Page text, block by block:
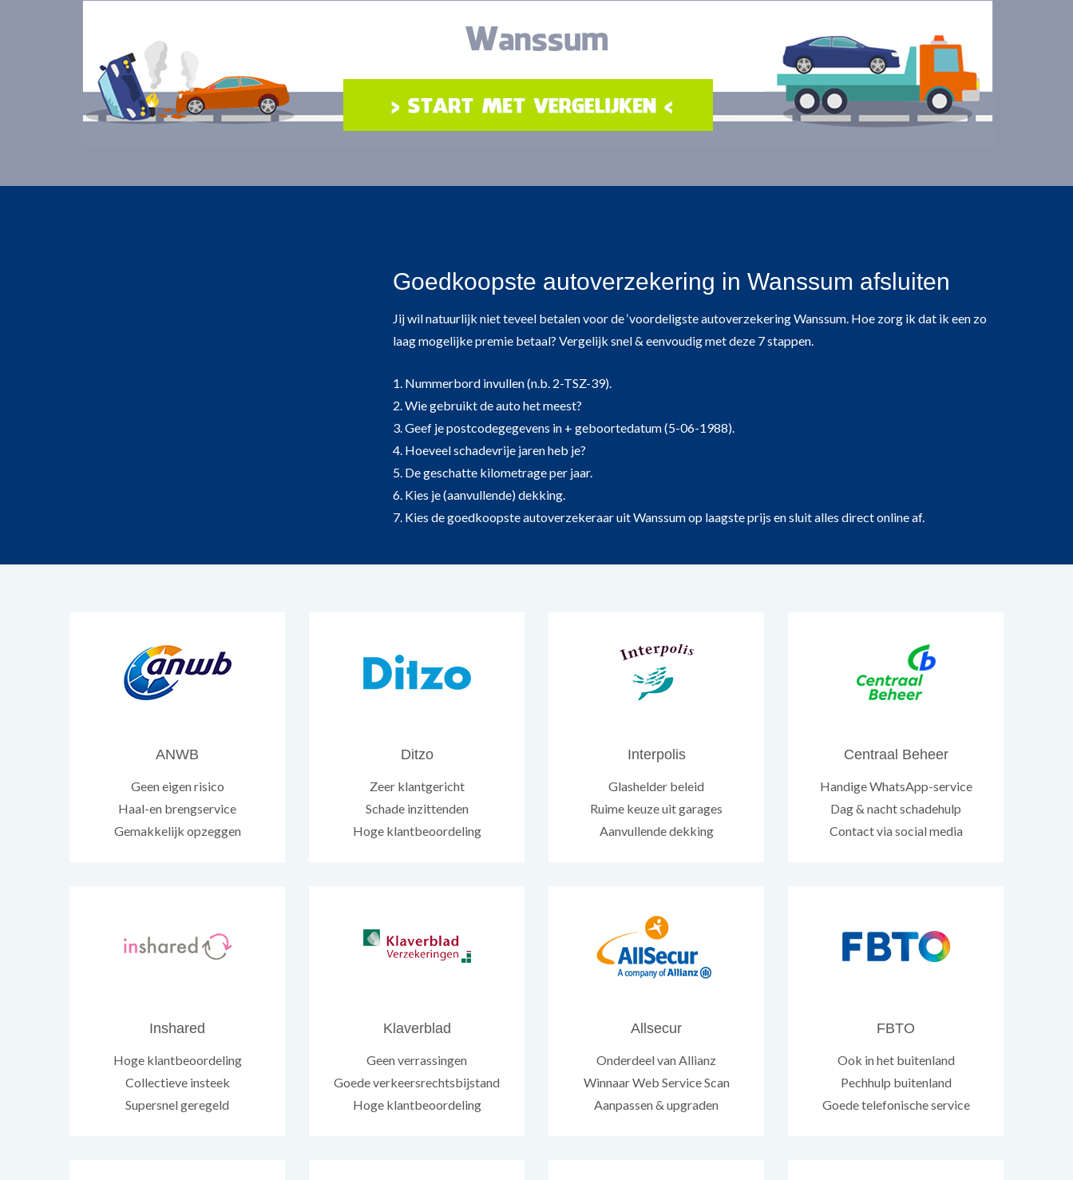
Goedkoopste autoverzekering in Wanssum afsluiten
Jij wil natuurlijk niet teveel betalen voor de ‘voordeligste autoverzekering Wanssum. Hoe zorg ik dat ik een zo
laag mogelijke premie betaal? Vergelijk snel & eenvoudig met deze 7 stappen.
1. Nummerbord invullen (n.b. 2-TSZ-39).
2. Wie gebruikt de auto het meest?
3. Geef je postcodegegevens in + geboortedatum (5-06-1988).
4. Hoeveel schadevrije jaren heb je?
5. De geschatte kilometrage per jaar.
6. Kies je (aanvullende) dekking.
7. Kies de goedkoopste autoverzekeraar uit Wanssum op laagste prijs en sluit alles direct online af.
ANWB
Geen eigen risico
Haal-en brengservice
Gemakkelijk opzeggen
Ditzo
Zeer klantgericht
Schade inzittenden
Hoge klantbeoordeling
Interpolis
Glashelder beleid
Ruime keuze uit garages
Aanvullende dekking
Centraal Beheer
Handige WhatsApp-service
Dag & nacht schadehulp
Contact via social media
Inshared
Hoge klantbeoordeling
Collectieve insteek
Supersnel geregeld
Klaverblad
Geen verrassingen
Goede verkeersrechtsbijstand
Hoge klantbeoordeling
Allsecur
Onderdeel van Allianz
Winnaar Web Service Scan
Aanpassen & upgraden
FBTO
Ook in het buitenland
Pechhulp buitenland
Goede telefonische service